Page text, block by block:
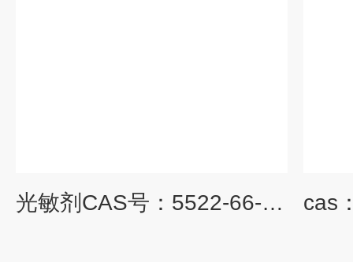
光敏剂CAS号：5522-66-7原卟啉二甲酯 光敏剂